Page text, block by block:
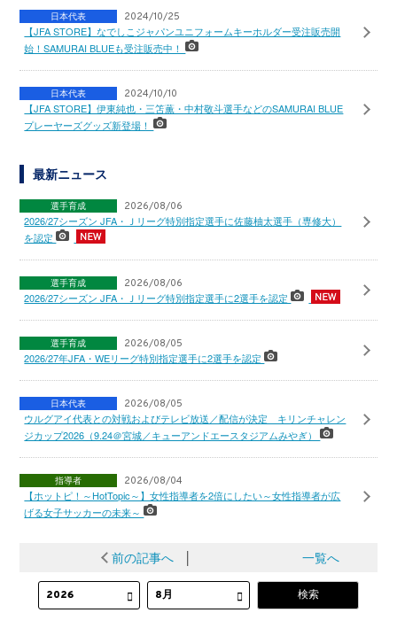
日本代表 2024/10/25
【JFA STORE】なでしこジャパンユニフォームキーホルダー受注販売開
始！SAMURAI BLUEも受注販売中！
日本代表 2024/10/10
【JFA STORE】伊東純也・三笘薫・中村敬斗選手などのSAMURAI BLUE
プレーヤーズグッズ新登場！
最新ニュース
選手育成 2026/08/06
2026/27シーズン JFA・Ｊリーグ特別指定選手に佐藤柚太選手（専修大）
を認定
選手育成 2026/08/06
2026/27シーズン JFA・Ｊリーグ特別指定選手に2選手を認定
選手育成 2026/08/05
2026/27年JFA・WEリーグ特別指定選手に2選手を認定
日本代表 2026/08/05
ウルグアイ代表との対戦およびテレビ放送／配信が決定 キリンチャレン
ジカップ2026（9.24＠宮城／キューアンドエースタジアムみやぎ）
指導者 2026/08/04
【ホットピ！～HotTopic～】女性指導者を2倍にしたい～女性指導者が広
げる女子サッカーの未来～
前の記事へ│ 一覧へ